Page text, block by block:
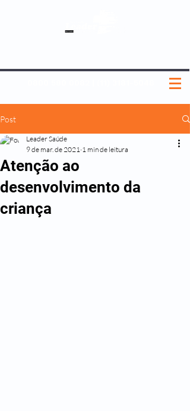
Post
Atenção ao
desenvolvimento da
criança
Leader Saúde
9 de mar. de 2021 1 min de leitura